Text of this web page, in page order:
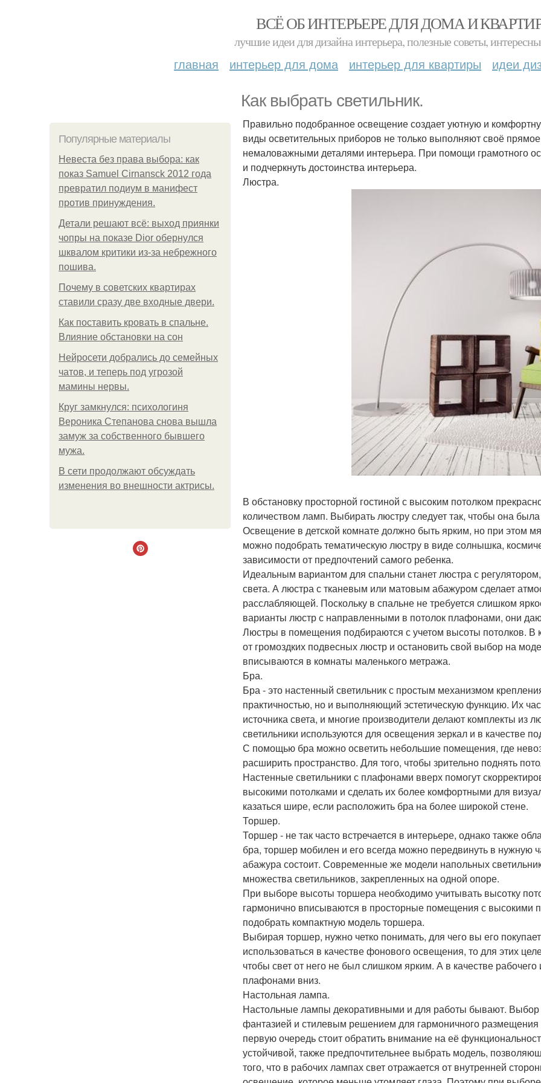
ВСЁ ОБ ИНТЕРЬЕРЕ ДЛЯ ДОМА И
лучшие идеи для дизайна интерьера, полезные советы,
главная интерьер для дома интерьер для квартиры идеи
Как выбрать светильник.
Популярные материалы
Невеста без права выбора: как
показ Samuel Cirnansck 2012 года
превратил подиум в манифест
против принуждения.
Детали решают всё: выход приянки
чопры на показе Dior обернулся
шквалом критики из-за небрежного
пошива.
Почему в советских квартирах
ставили сразу две входные двери.
Как поставить кровать в спальне.
Влияние обстановки на сон
Нейросети добрались до семейных
чатов, и теперь под угрозой
мамины нервы.
Круг замкнулся: психологиня
Вероника Степанова снова вышла
замуж за собственного бывшего
мужа.
В сети продолжают обсуждать
изменения во внешности актрисы.
Правильно подобранное освещение создает уютную и
виды осветительных приборов не только выполняют своё
немаловажными деталями интерьера. При помощи грамотного
и подчеркнуть достоинства интерьера.
Люстра.
В обстановку просторной гостиной с высоким потолком
количеством ламп. Выбирать люстру следует так, чтобы она
Освещение в детской комнате должно быть ярким, но при этом
можно подобрать тематическую люстру в виде солнышка,
зависимости от предпочтений самого ребенка.
Идеальным вариантом для спальни станет люстра с
света. А люстра с тканевым или матовым абажуром сделает
расслабляющей. Поскольку в спальне не требуется слишком
варианты люстр с направленными в потолок плафонами, они
Люстры в помещения подбираются с учетом высоты потолков. В
от громоздких подвесных люстр и остановить свой выбор на
вписываются в комнаты маленького метража.
Бра.
Бра - это настенный светильник с простым механизмом
практичностью, но и выполняющий эстетическую функцию. Их
источника света, и многие производители делают комплекты из
светильники используются для освещения зеркал и в качестве
С помощью бра можно осветить небольшие помещения, где
расширить пространство. Для того, чтобы зрительно поднять
Настенные светильники с плафонами вверх помогут
высокими потолками и сделать их более комфортными для
казаться шире, если расположить бра на более широкой стене.
Торшер.
Торшер - не так часто встречается в интерьере, однако также
бра, торшер мобилен и его всегда можно передвинуть в нужную
абажура состоит. Современные же модели напольных
множества светильников, закрепленных на одной опоре.
При выборе высоты торшера необходимо учитывать высотку
гармонично вписываются в просторные помещения с высокими
подобрать компактную модель торшера.
Выбирая торшер, нужно четко понимать, для чего вы его
использоваться в качестве фонового освещения, то для этих
чтобы свет от него не был слишком ярким. А в качестве
плафонами вниз.
Настольная лампа.
Настольные лампы декоративными и для работы бывают.
фантазией и стилевым решением для гармоничного
первую очередь стоит обратить внимание на её
устойчивой, также предпочтительнее выбрать модель,
того, что в рабочих лампах свет отражается от внутренней